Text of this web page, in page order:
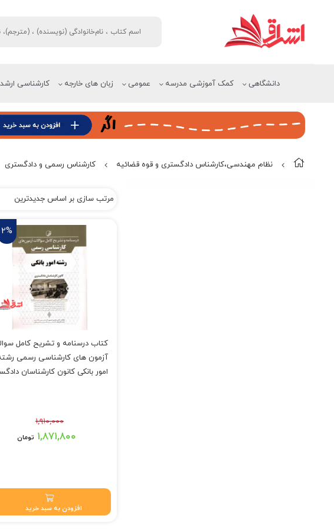
دانشگاهی زبان های خارجه عمومی کارشناسی کمک آموزشی مدرسه
نظام مهندسی،کارشناس دادگستری و قوه قضائیه کارشناس رسمی و دادگستری
2%
کتاب درسنامه و تشریح کامل
آزمون های کارشناسی رسمی
امور بانکی کانون کارشناسان
۱,۹۱۰,۰۰۰
قیمت اصلی: ۱,۹۱۰,۰۰۰ تومان بود.۱,۸۷۱,۸۰۰ تومان
افزودن به سبد خرید